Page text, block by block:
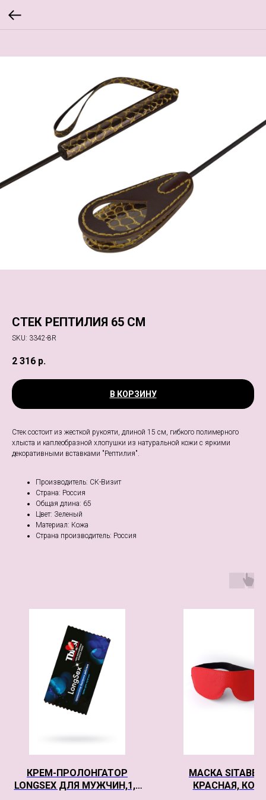
СТЕК РЕПТИЛИЯ 65 СМ
SKU: 3342-8R
2 316 р.
В КОРЗИНУ
Стек состоит из жесткой рукояти, длиной 15 см, гибкого полимерного
хлыста и каплеобразной хлопушки из натуральной кожи с яркими
декоративными вставками "Рептилия".
Производитель: СК-Визит
Страна: Россия
Общая длина: 65
Цвет: Зеленый
Материал: Кожа
Страна производитель: Россия
КРЕМ-ПРОЛОНГАТОР
LONGSEX ДЛЯ МУЖЧИН,1,5
МАСКА
КРАСНАЯ,